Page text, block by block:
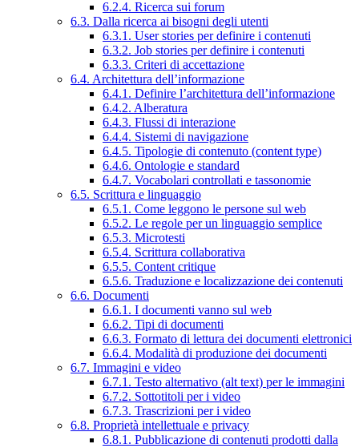
6.2.4. Ricerca sui forum
6.3. Dalla ricerca ai bisogni degli utenti
6.3.1. User stories per definire i contenuti
6.3.2. Job stories per definire i contenuti
6.3.3. Criteri di accettazione
6.4. Architettura dell’informazione
6.4.1. Definire l’architettura dell’informazione
6.4.2. Alberatura
6.4.3. Flussi di interazione
6.4.4. Sistemi di navigazione
6.4.5. Tipologie di contenuto (content type)
6.4.6. Ontologie e standard
6.4.7. Vocabolari controllati e tassonomie
6.5. Scrittura e linguaggio
6.5.1. Come leggono le persone sul web
6.5.2. Le regole per un linguaggio semplice
6.5.3. Microtesti
6.5.4. Scrittura collaborativa
6.5.5. Content critique
6.5.6. Traduzione e localizzazione dei contenuti
6.6. Documenti
6.6.1. I documenti vanno sul web
6.6.2. Tipi di documenti
6.6.3. Formato di lettura dei documenti elettronici
6.6.4. Modalità di produzione dei documenti
6.7. Immagini e video
6.7.1. Testo alternativo (alt text) per le immagini
6.7.2. Sottotitoli per i video
6.7.3. Trascrizioni per i video
6.8. Proprietà intellettuale e privacy
6.8.1. Pubblicazione di contenuti prodotti dalla